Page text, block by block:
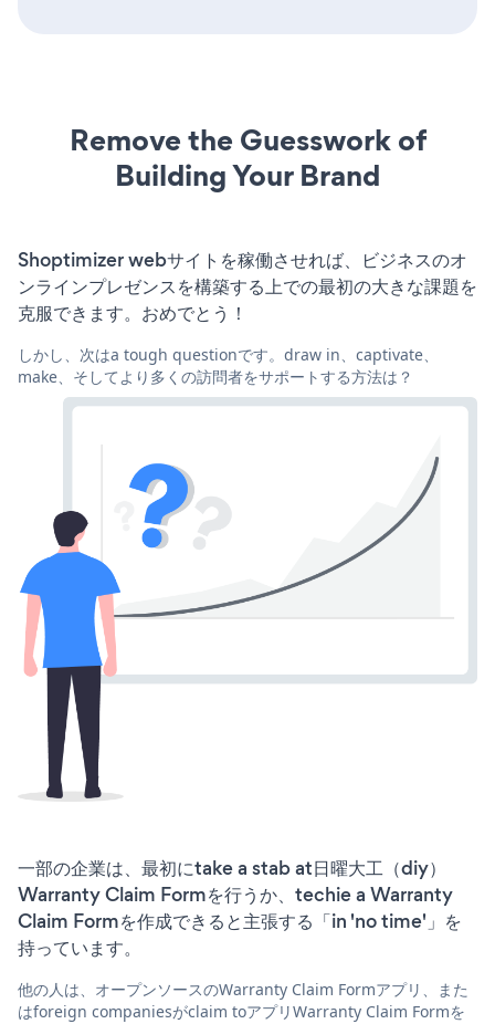
Remove the Guesswork of
Building Your Brand
Shoptimizer webサイトを稼働させれば、ビジネスのオ
ンラインプレゼンスを構築する上での最初の大きな課題を
克服できます。おめでとう！
しかし、次はa tough questionです。draw in、captivate、
make、そしてより多くの訪問者をサポートする方法は？
一部の企業は、最初にtake a stab at日曜大工（diy）
Warranty Claim Formを行うか、techie a Warranty
Claim Formを作成できると主張する「in 'no time'」を
持っています。
他の人は、オープンソースのWarranty Claim Formアプリ、また
はforeign companiesがclaim toアプリWarranty Claim Formを